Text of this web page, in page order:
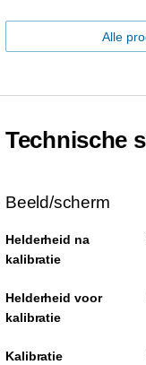
Alle
Technische
Beeld/scherm
Helderheid na
kalibratie
Helderheid voor
kalibratie
Kalibratie